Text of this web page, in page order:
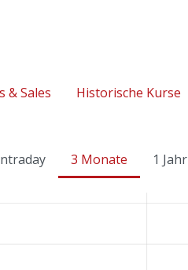
& Sales Historische Kurse
3 Monate 1 Jahr